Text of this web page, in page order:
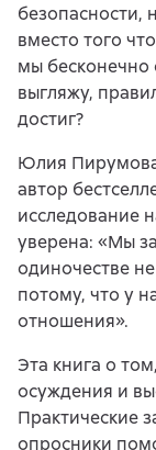
безопасности,
вместо того
мы бесконечно
выгляжу,
достиг?
Юлия
автор
исследование
уверена: «Мы
одиночестве
потому, что у
отношения».
Эта книга о
осуждения и
Практические
опросники